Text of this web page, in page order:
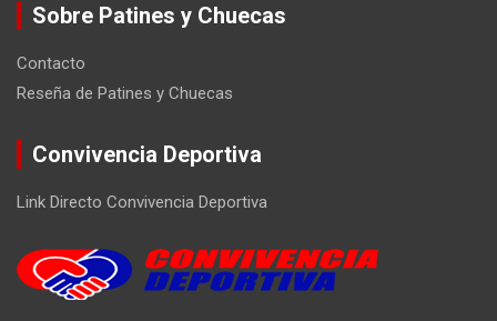
Sobre Patines y Chuecas
Contacto
Reseña de Patines y Chuecas
Convivencia Deportiva
Link Directo Convivencia Deportiva